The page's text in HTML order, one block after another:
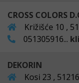
CROSS COLORS
Križišće 10 ,
051305916...
DEKORIN
Kosi 23 ,